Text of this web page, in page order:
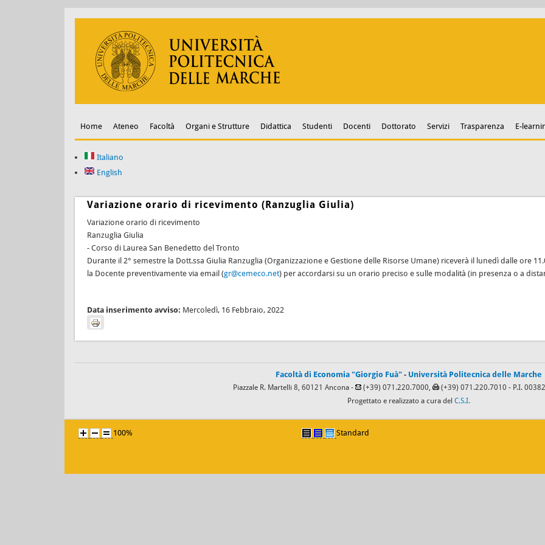
Home Ateneo Facoltà Organi e Strutture Didattica Studenti Docenti Dottorato Servizi Trasparenza E-
Italiano
English
Variazione orario di ricevimento (Ranzuglia Giulia)
Variazione orario di ricevimento
Ranzuglia Giulia
- Corso di Laurea San Benedetto del Tronto
Durante il 2° semestre la Dott.ssa Giulia Ranzuglia (Organizzazione e Gestione delle Risorse Umane) riceverà il lunedì dalle ore
la Docente preventivamente via email (gr@cemeco.net) per accordarsi su un orario preciso e sulle modalità (in presenza o a
Data inserimento avviso: Mercoledì, 16 Febbraio, 2022
Facoltà di Economia "Giorgio Fuà" - Università Politecnica delle Marche
Piazzale R. Martelli 8, 60121 Ancona - (+39) 071.220.7000, (+39) 071.220.7010 - P.I.
Progettato e realizzato a cura del C.S.I.
100% Standard